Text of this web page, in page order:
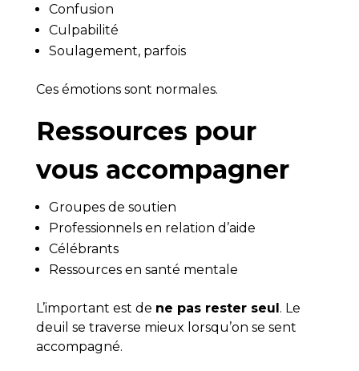
Confusion
Culpabilité
Soulagement, parfois
Ces émotions sont normales.
Ressources pour
vous accompagner
Groupes de soutien
Professionnels en relation d’aide
Célébrants
Ressources en santé mentale
L’important est de ne pas rester seul. Le
deuil se traverse mieux lorsqu’on se sent
accompagné.